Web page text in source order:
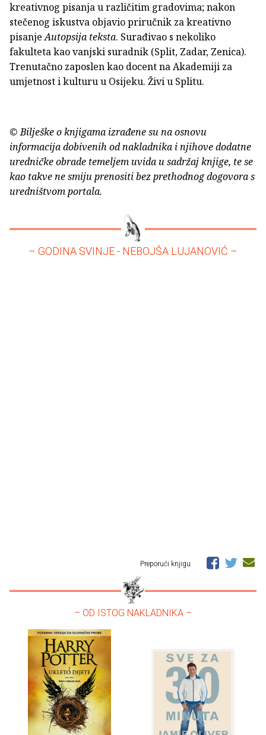
kreativnog pisanja u različitim gradovima; nakon
stečenog iskustva objavio priručnik za kreativno
pisanjeAutopsija teksta. Surađivao s nekoliko
fakulteta kao vanjski suradnik (Split, Zadar, Zenica).
Trenutačno zaposlen kao docent na Akademiji za
umjetnost i kulturu u Osijeku. Živi u Splitu.
© Bilješke o knjigama izrađene su na osnovu
informacija dobivenih od nakladnika i njihove dodatne
uredničke obrade temeljem uvida u sadržaj knjige, te se
kao takve ne smiju prenositi bez prethodnog dogovora s
uredništvom portala.
– GODINA SVINJE - NEBOJŠA LUJANOVIĆ –
Preporuči knjigu
– OD ISTOG NAKLADNIKA –